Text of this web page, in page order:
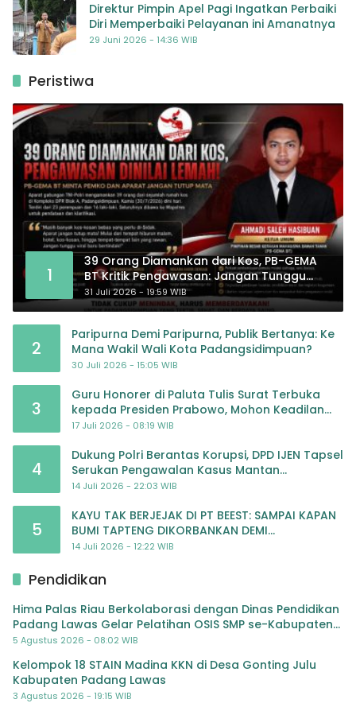
Direktur Pimpin Apel Pagi Ingatkan Perbaiki
Diri Memperbaiki Pelayanan ini Amanatnya
29 Juni 2026 - 14:36 WIB
Peristiwa
1
39 Orang Diamankan dari Kos, PB-GEMA
BT Kritik Pengawasan: Jangan Tunggu
Masyarakat Bergerak Baru Negara
Bertindak
31 Juli 2026 - 19:59 WIB
2
Paripurna Demi Paripurna, Publik Bertanya: Ke
Mana Wakil Wali Kota Padangsidimpuan?
30 Juli 2026 - 15:05 WIB
3
Guru Honorer di Paluta Tulis Surat Terbuka
kepada Presiden Prabowo, Mohon Keadilan
atas Dugaan Kriminalisasi
17 Juli 2026 - 08:19 WIB
4
Dukung Polri Berantas Korupsi, DPD IJEN Tapsel
Serukan Pengawalan Kasus Mantan
Jampidsus hingga Tuntas
14 Juli 2026 - 22:03 WIB
5
KAYU TAK BERJEJAK DI PT BEEST: SAMPAI KAPAN
BUMI TAPTENG DIKORBANKAN DEMI
KEUNTUNGAN? KETUA DPW SUMUT IJEN DESAK
14 Juli 2026 - 12:22 WIB
Pendidikan
Hima Palas Riau Berkolaborasi dengan Dinas Pendidikan
Padang Lawas Gelar Pelatihan OSIS SMP se-Kabupaten
Padang Lawas
5 Agustus 2026 - 08:02 WIB
Kelompok 18 STAIN Madina KKN di Desa Gonting Julu
Kabupaten Padang Lawas
3 Agustus 2026 - 19:15 WIB